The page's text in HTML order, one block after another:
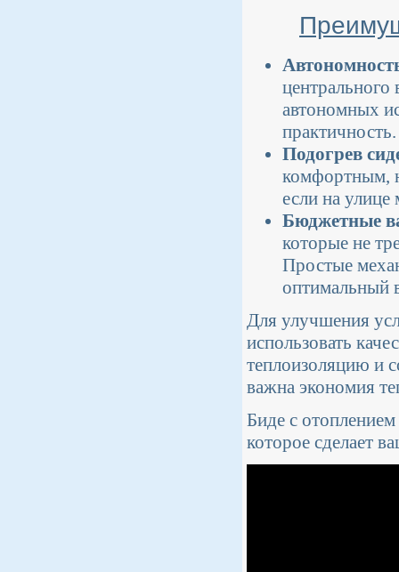
автономных
практичность.
Подогрев
комфортным,
если на
Бюджетные
которые не
Простые
оптимальный
Для улучшения
использовать
теплоизоляцию и
важна экономия
Биде с
которое сделает